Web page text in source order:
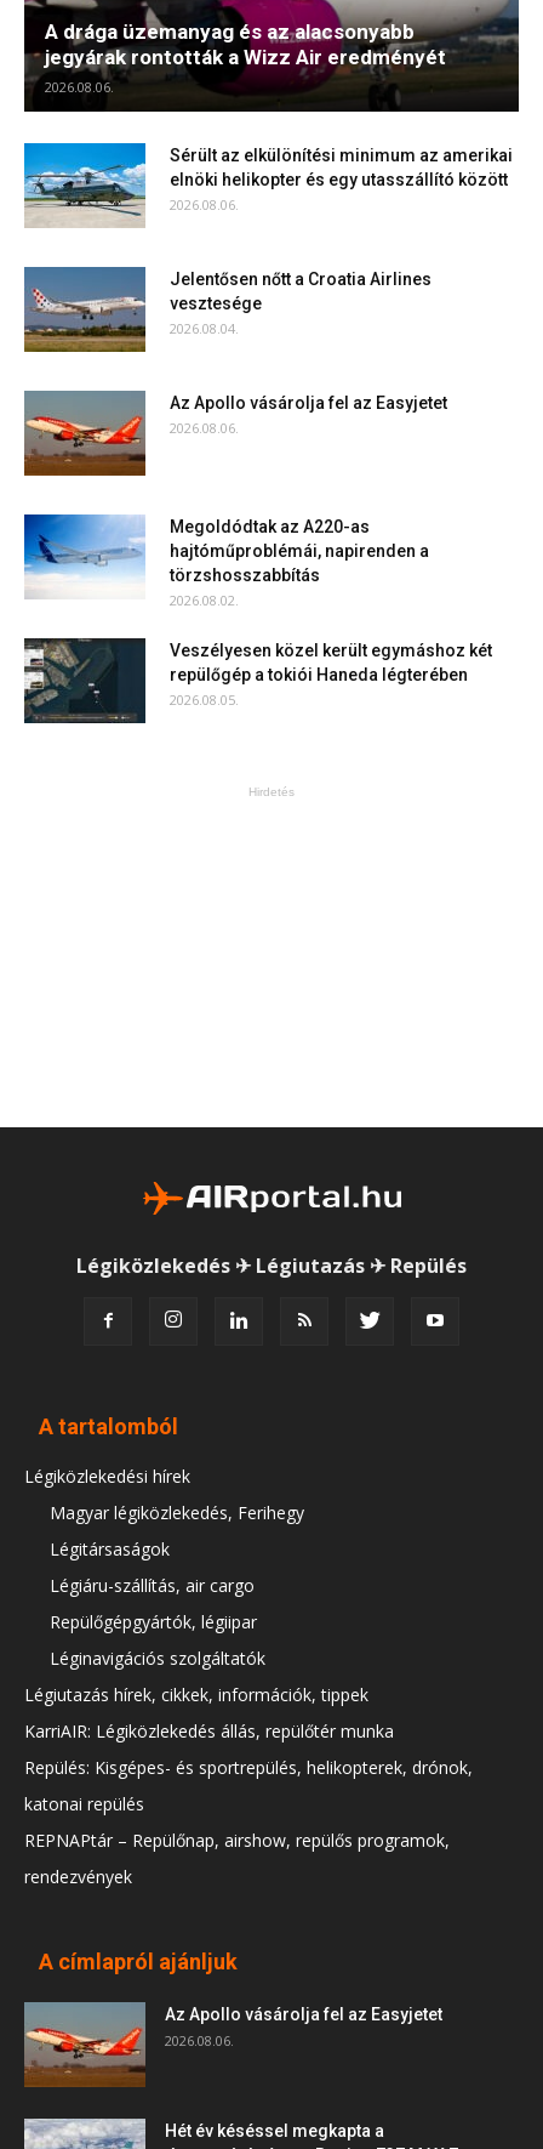
A drága üzemanyag és az alacsonyabb
jegyárak rontották a Wizz Air eredményét
2026.08.06.
Sérült az elkülönítési minimum az amerikai
elnöki helikopter és egy utasszállító között
2026.08.06.
Jelentősen nőtt a Croatia Airlines
vesztesége
2026.08.04.
Az Apollo vásárolja fel az Easyjetet
2026.08.06.
Megoldódtak az A220-as
hajtóműproblémái, napirenden a
törzshosszabbítás
2026.08.02.
Veszélyesen közel került egymáshoz két
repülőgép a tokiói Haneda légterében
2026.08.05.
Hirdetés
Légiközlekedés ✈ Légiutazás ✈ Repülés
A tartalomból
Légiközlekedési hírek
Magyar légiközlekedés, Ferihegy
Légitársaságok
Légiáru-szállítás, air cargo
Repülőgépgyártók, légiipar
Léginavigációs szolgáltatók
Légiutazás hírek, cikkek, információk, tippek
KarriAIR: Légiközlekedés állás, repülőtér munka
Repülés: Kisgépes- és sportrepülés, helikopterek, drónok,
katonai repülés
REPNAPtár – Repülőnap, airshow, repülős programok,
rendezvények
A címlapról ajánljuk
Az Apollo vásárolja fel az Easyjetet
2026.08.06.
Hét év késéssel megkapta a